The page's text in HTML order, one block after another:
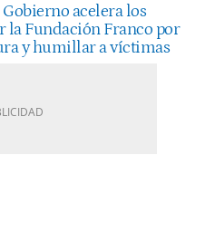
Gobierno acelera los
la Fundación Franco por
y humillar a víctimas